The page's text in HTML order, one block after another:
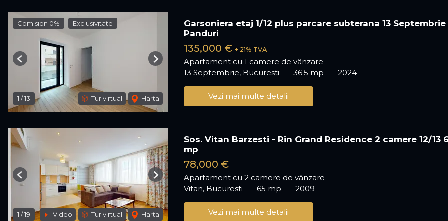
Comision 0% Exclusivitate
1 /13 Tur virtual Harta
Previous Next
Garsoniera etaj 1/12 plus parcare subterana 13 Septembrie
Panduri
135,000 € + 21% TVA
Apartament cu 1 camere de vânzare
13 Septembrie, Bucuresti
36.5 mp 2024
Vezi mai multe detalii
1 /19 Video Tur virtual Harta
Previous Next
Sos. Vitan Barzesti - Rin Grand Residence 2 camere 12/13
mp
78,000 €
Apartament cu 2 camere de vânzare
Vitan, Bucuresti
65 mp 2009
Vezi mai multe detalii